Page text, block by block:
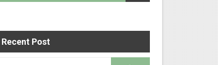
மின்னல் கல்விச் செய்தி இணையதளத்தில்
Recent Post